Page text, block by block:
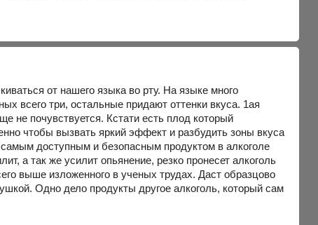
от нашего языка во рту. На языке много
всего три, остальные придают оттенки вкуса. 1ая
не почувствуется. Кстати есть плод который
чтобы вызвать яркий эффект и разбудить зоны вкуса
доступным и безопасным продуктом в алкоголе
а так же усилит опьянение, резко пронесет алкоголь
выше изложенного в ученых трудах. Даст образцово
Одно дело продукты другое алкоголь, который сам